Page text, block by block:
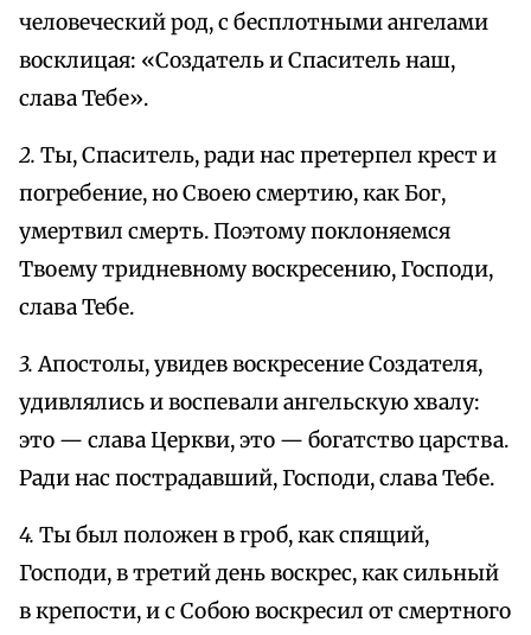
человеческий род, с бесплотными ангелами
восклицая: «Создатель и Спаситель наш,
слава Тебе».
2. Ты, Спаситель, ради нас претерпел крест и
погребение, но Своею смертию, как Бог,
умертвил смерть. Поэтому поклоняемся
Твоему тридневному воскресению, Господи,
слава Тебе.
3.Апостолы, увидев воскресение Создателя,
удивлялись и воспевали ангельскую хвалу:
это — слава Церкви, это — богатство царства.
Ради нас пострадавший, Господи, слава Тебе.
4. Ты был положен в гроб, как спящий,
Господи, в третий день воскрес, как сильный
в крепости, и с Собою воскресил от смертного